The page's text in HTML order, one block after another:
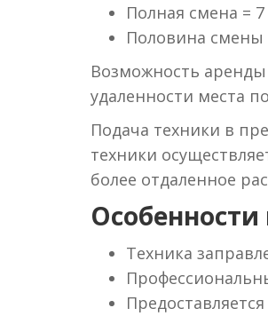
Полная смена =
Половина смены
Возможность
удаленности места
Подача техники в
техники
более отдаленное
Особенности
Техника